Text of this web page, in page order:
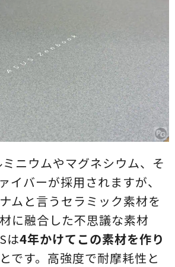
ニウムやマグネシウム、そ
イバーが採用されますが、
ムと言うセラミック素材を
に融合した不思議な素材
は4年かけてこの素材を作り
です。高強度で耐摩耗性と